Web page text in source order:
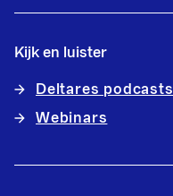
Kijk en luister
Deltares podcasts
Webinars